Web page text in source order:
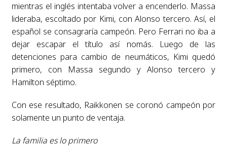
mientras el inglés intentaba volver a encenderlo. Massa
lideraba, escoltado por Kimi, con Alonso tercero. Así, el
español se consagraría campeón. Pero Ferrari no iba a
dejar escapar el título así nomás. Luego de las
detenciones para cambio de neumáticos, Kimi quedó
primero, con Massa segundo y Alonso tercero y
Hamilton séptimo.
Con ese resultado, Raikkonen se coronó campeón por
solamente un punto de ventaja.
La familia es lo primero